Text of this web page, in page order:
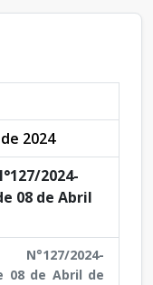
2024
2024-
08 de Abril
N°127/2024-
08 de Abril de